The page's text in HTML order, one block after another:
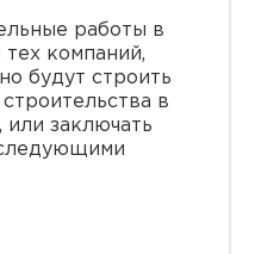
работы в
тех компаний,
будут строить
в
или заключать